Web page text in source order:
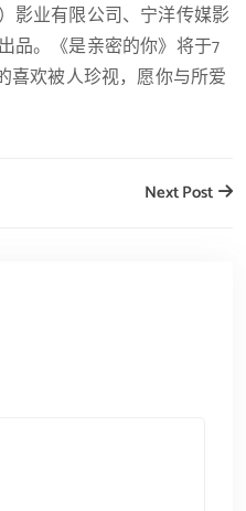
影业有限公司、宁洋传媒影
品。《是亲密的你》将于7
喜欢被人珍视，愿你与所爱
Next Post